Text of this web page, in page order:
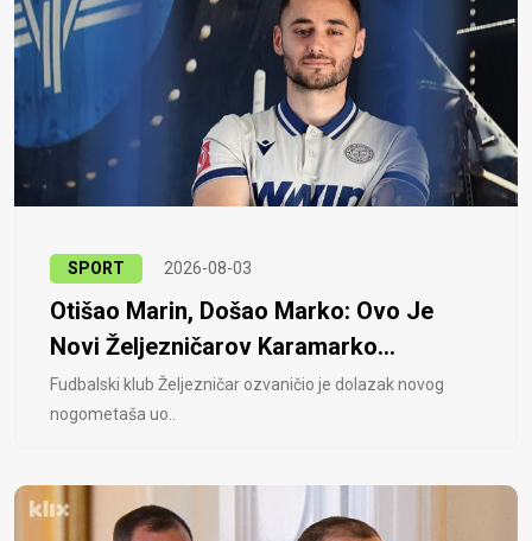
SPORT 2026-08-03
Otišao Marin, Došao Marko: Ovo Je
Novi Željezničarov Karamarko...
Fudbalski klub Željezničar ozvaničio je dolazak novog
nogometaša uo..